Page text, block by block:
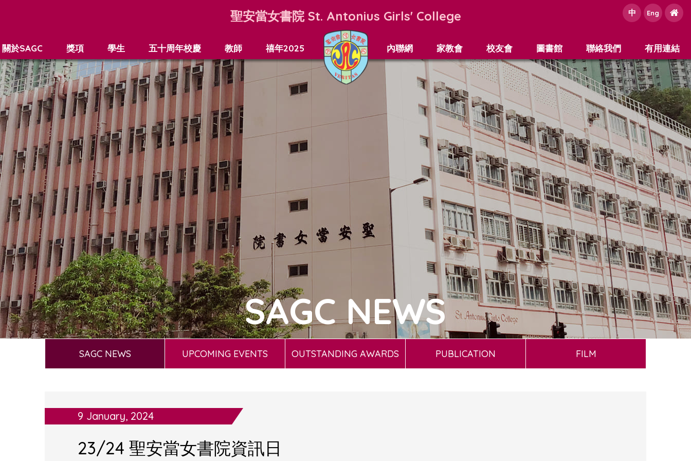
聖安當女書院 St. Antonius Girls' College 中 Eng
關於SAGC 獎項 學生 五十周年校慶 教師 禧年2025 內聯網 家教會 校友會 圖書館 聯絡我們 有用連結
SAGC NEWS
SAGC NEWS UPCOMING EVENTS OUTSTANDING AWARDS PUBLICATION FILM
9 January, 2024
23/24 聖安當女書院資訊日